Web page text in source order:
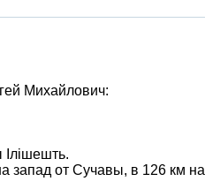
Михайлович:
запад от Сучавы, в 126 км на